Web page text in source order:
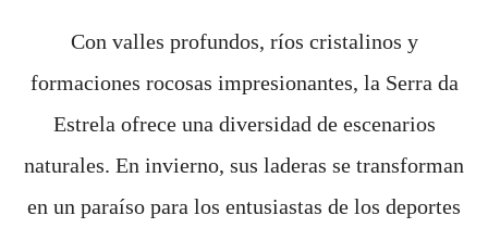
Con valles profundos, ríos cristalinos y
formaciones rocosas impresionantes, la Serra da
Estrela ofrece una diversidad de escenarios
naturales. En invierno, sus laderas se transforman
en un paraíso para los entusiastas de los deportes